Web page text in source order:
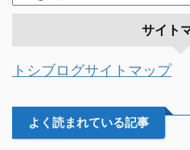
サイト
トシブログサイトマップ
よく読まれている記事